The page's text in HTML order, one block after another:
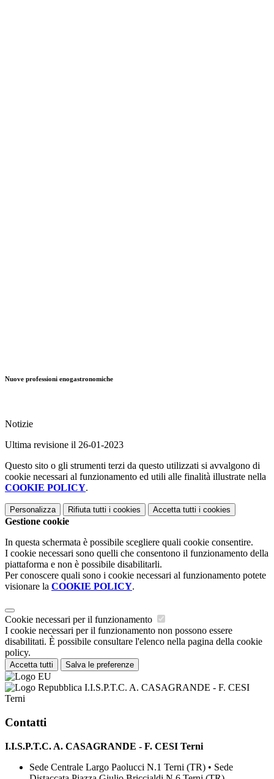
Nuove professioni enogastronomiche
Notizie
Ultima revisione il 26-01-2023
Questo sito o gli strumenti terzi da questo utilizzati si avvalgono di
cookie necessari al funzionamento ed utili alle finalità illustrate nella
COOKIE POLICY.
Personalizza Rifiuta tutti i cookies Accetta tutti i cookies
Gestione cookie
In questa schermata è possibile scegliere quali cookie consentire.
I cookie necessari sono quelli che consentono il funzionamento della
piattaforma e non è possibile disabilitarli.
Per conoscere quali sono i cookie necessari al funzionamento potete
visionare la COOKIE POLICY.
Cookie necessari per il funzionamento
I cookie necessari per il funzionamento non possono essere
disabilitati. È possibile consultare l'elenco nella pagina della cookie
policy.
Accetta tutti Salva le preferenze
I.I.S.P.T.C. A. CASAGRANDE - F. CESI
Terni
Contatti
I.I.S.P.T.C. A. CASAGRANDE - F. CESI Terni
Sede Centrale Largo Paolucci N.1 Terni (TR) • Sede